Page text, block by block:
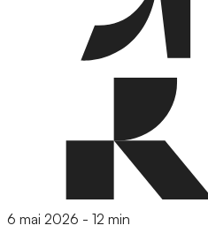
6 mai 2026 - 12 min